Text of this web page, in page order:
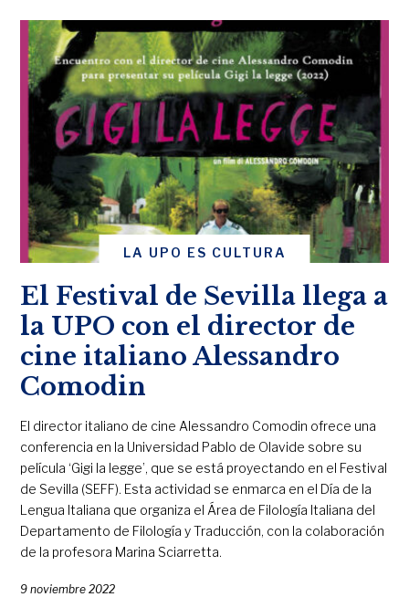
LA UPO ES CULTURA
El Festival de Sevilla llega a
la UPO con el director de
cine italiano Alessandro
Comodin
El director italiano de cine Alessandro Comodin ofrece una
conferencia en la Universidad Pablo de Olavide sobre su
película ‘Gigi la legge’, que se está proyectando en el Festival
de Sevilla (SEFF). Esta actividad se enmarca en el Día de la
Lengua Italiana que organiza el Área de Filología Italiana del
Departamento de Filología y Traducción, con la colaboración
de la profesora Marina Sciarretta.
9 noviembre 2022